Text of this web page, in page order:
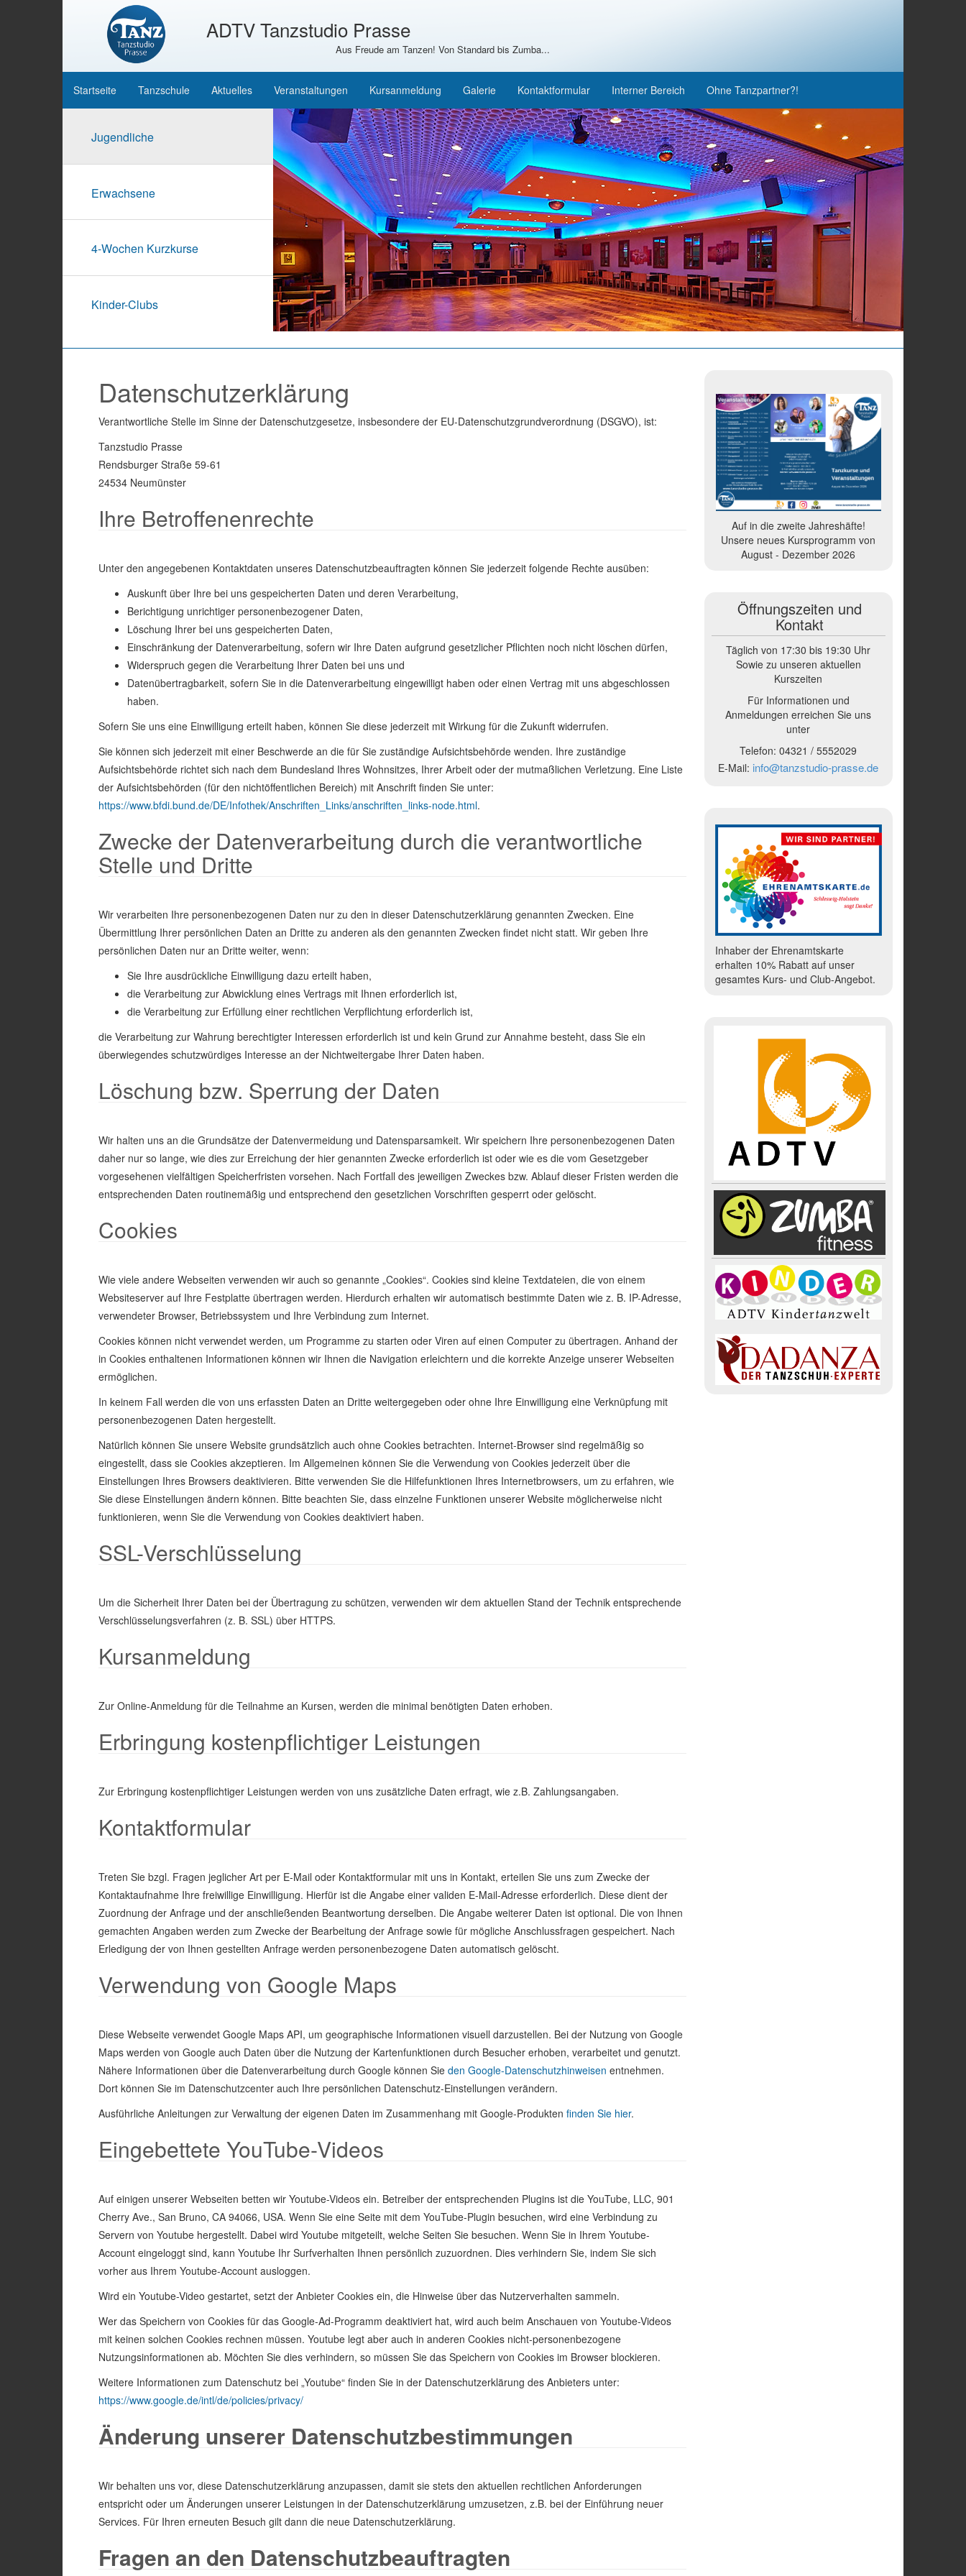
ADTV Tanzstudio Prasse
Aus Freude am Tanzen! Von Standard bis Zumba...
Startseite Tanzschule Aktuelles Veranstaltungen Kursanmeldung Galerie Kontaktformular Interner Bereich Ohne Tanzpartner?!
Jugendliche
Erwachsene
4-Wochen Kurzkurse
Kinder-Clubs
Datenschutzerklärung
Verantwortliche Stelle im Sinne der Datenschutzgesetze, insbesondere der EU-Datenschutzgrundverordnung (DSGVO), ist:
Tanzstudio Prasse
Rendsburger Straße 59-61
24534 Neumünster
Ihre Betroffenenrechte
Unter den angegebenen Kontaktdaten unseres Datenschutzbeauftragten können Sie jederzeit folgende Rechte ausüben:
Auskunft über Ihre bei uns gespeicherten Daten und deren Verarbeitung,
Berichtigung unrichtiger personenbezogener Daten,
Löschung Ihrer bei uns gespeicherten Daten,
Einschränkung der Datenverarbeitung, sofern wir Ihre Daten aufgrund gesetzlicher Pflichten noch nicht löschen dürfen,
Widerspruch gegen die Verarbeitung Ihrer Daten bei uns und
Datenübertragbarkeit, sofern Sie in die Datenverarbeitung eingewilligt haben oder einen Vertrag mit uns abgeschlossen
haben.
Sofern Sie uns eine Einwilligung erteilt haben, können Sie diese jederzeit mit Wirkung für die Zukunft widerrufen.
Sie können sich jederzeit mit einer Beschwerde an die für Sie zuständige Aufsichtsbehörde wenden. Ihre zuständige
Aufsichtsbehörde richtet sich nach dem Bundesland Ihres Wohnsitzes, Ihrer Arbeit oder der mutmaßlichen Verletzung. Eine Liste
der Aufsichtsbehörden (für den nichtöffentlichen Bereich) mit Anschrift finden Sie unter:
https://www.bfdi.bund.de/DE/Infothek/Anschriften_Links/anschriften_links-node.html.
Zwecke der Datenverarbeitung durch die verantwortliche
Stelle und Dritte
Wir verarbeiten Ihre personenbezogenen Daten nur zu den in dieser Datenschutzerklärung genannten Zwecken. Eine
Übermittlung Ihrer persönlichen Daten an Dritte zu anderen als den genannten Zwecken findet nicht statt. Wir geben Ihre
persönlichen Daten nur an Dritte weiter, wenn:
Sie Ihre ausdrückliche Einwilligung dazu erteilt haben,
die Verarbeitung zur Abwicklung eines Vertrags mit Ihnen erforderlich ist,
die Verarbeitung zur Erfüllung einer rechtlichen Verpflichtung erforderlich ist,
die Verarbeitung zur Wahrung berechtigter Interessen erforderlich ist und kein Grund zur Annahme besteht, dass Sie ein
überwiegendes schutzwürdiges Interesse an der Nichtweitergabe Ihrer Daten haben.
Löschung bzw. Sperrung der Daten
Wir halten uns an die Grundsätze der Datenvermeidung und Datensparsamkeit. Wir speichern Ihre personenbezogenen Daten
daher nur so lange, wie dies zur Erreichung der hier genannten Zwecke erforderlich ist oder wie es die vom Gesetzgeber
vorgesehenen vielfältigen Speicherfristen vorsehen. Nach Fortfall des jeweiligen Zweckes bzw. Ablauf dieser Fristen werden die
entsprechenden Daten routinemäßig und entsprechend den gesetzlichen Vorschriften gesperrt oder gelöscht.
Cookies
Wie viele andere Webseiten verwenden wir auch so genannte „Cookies“. Cookies sind kleine Textdateien, die von einem
Websiteserver auf Ihre Festplatte übertragen werden. Hierdurch erhalten wir automatisch bestimmte Daten wie z. B. IP-Adresse,
verwendeter Browser, Betriebssystem und Ihre Verbindung zum Internet.
Cookies können nicht verwendet werden, um Programme zu starten oder Viren auf einen Computer zu übertragen. Anhand der
in Cookies enthaltenen Informationen können wir Ihnen die Navigation erleichtern und die korrekte Anzeige unserer Webseiten
ermöglichen.
In keinem Fall werden die von uns erfassten Daten an Dritte weitergegeben oder ohne Ihre Einwilligung eine Verknüpfung mit
personenbezogenen Daten hergestellt.
Natürlich können Sie unsere Website grundsätzlich auch ohne Cookies betrachten. Internet-Browser sind regelmäßig so
eingestellt, dass sie Cookies akzeptieren. Im Allgemeinen können Sie die Verwendung von Cookies jederzeit über die
Einstellungen Ihres Browsers deaktivieren. Bitte verwenden Sie die Hilfefunktionen Ihres Internetbrowsers, um zu erfahren, wie
Sie diese Einstellungen ändern können. Bitte beachten Sie, dass einzelne Funktionen unserer Website möglicherweise nicht
funktionieren, wenn Sie die Verwendung von Cookies deaktiviert haben.
SSL-Verschlüsselung
Um die Sicherheit Ihrer Daten bei der Übertragung zu schützen, verwenden wir dem aktuellen Stand der Technik entsprechende
Verschlüsselungsverfahren (z. B. SSL) über HTTPS.
Kursanmeldung
Zur Online-Anmeldung für die Teilnahme an Kursen, werden die minimal benötigten Daten erhoben.
Erbringung kostenpflichtiger Leistungen
Zur Erbringung kostenpflichtiger Leistungen werden von uns zusätzliche Daten erfragt, wie z.B. Zahlungsangaben.
Kontaktformular
Treten Sie bzgl. Fragen jeglicher Art per E-Mail oder Kontaktformular mit uns in Kontakt, erteilen Sie uns zum Zwecke der
Kontaktaufnahme Ihre freiwillige Einwilligung. Hierfür ist die Angabe einer validen E-Mail-Adresse erforderlich. Diese dient der
Zuordnung der Anfrage und der anschließenden Beantwortung derselben. Die Angabe weiterer Daten ist optional. Die von Ihnen
gemachten Angaben werden zum Zwecke der Bearbeitung der Anfrage sowie für mögliche Anschlussfragen gespeichert. Nach
Erledigung der von Ihnen gestellten Anfrage werden personenbezogene Daten automatisch gelöscht.
Verwendung von Google Maps
Diese Webseite verwendet Google Maps API, um geographische Informationen visuell darzustellen. Bei der Nutzung von Google
Maps werden von Google auch Daten über die Nutzung der Kartenfunktionen durch Besucher erhoben, verarbeitet und genutzt.
Nähere Informationen über die Datenverarbeitung durch Google können Sie den Google-Datenschutzhinweisen entnehmen.
Dort können Sie im Datenschutzcenter auch Ihre persönlichen Datenschutz-Einstellungen verändern.
Ausführliche Anleitungen zur Verwaltung der eigenen Daten im Zusammenhang mit Google-Produkten finden Sie hier.
Eingebettete YouTube-Videos
Auf einigen unserer Webseiten betten wir Youtube-Videos ein. Betreiber der entsprechenden Plugins ist die YouTube, LLC, 901
Cherry Ave., San Bruno, CA 94066, USA. Wenn Sie eine Seite mit dem YouTube-Plugin besuchen, wird eine Verbindung zu
Servern von Youtube hergestellt. Dabei wird Youtube mitgeteilt, welche Seiten Sie besuchen. Wenn Sie in Ihrem Youtube-
Account eingeloggt sind, kann Youtube Ihr Surfverhalten Ihnen persönlich zuzuordnen. Dies verhindern Sie, indem Sie sich
vorher aus Ihrem Youtube-Account ausloggen.
Wird ein Youtube-Video gestartet, setzt der Anbieter Cookies ein, die Hinweise über das Nutzerverhalten sammeln.
Wer das Speichern von Cookies für das Google-Ad-Programm deaktiviert hat, wird auch beim Anschauen von Youtube-Videos
mit keinen solchen Cookies rechnen müssen. Youtube legt aber auch in anderen Cookies nicht-personenbezogene
Nutzungsinformationen ab. Möchten Sie dies verhindern, so müssen Sie das Speichern von Cookies im Browser blockieren.
Weitere Informationen zum Datenschutz bei „Youtube“ finden Sie in der Datenschutzerklärung des Anbieters unter:
https://www.google.de/intl/de/policies/privacy/
Änderung unserer Datenschutzbestimmungen
Wir behalten uns vor, diese Datenschutzerklärung anzupassen, damit sie stets den aktuellen rechtlichen Anforderungen
entspricht oder um Änderungen unserer Leistungen in der Datenschutzerklärung umzusetzen, z.B. bei der Einführung neuer
Services. Für Ihren erneuten Besuch gilt dann die neue Datenschutzerklärung.
Fragen an den Datenschutzbeauftragten
Auf in die zweite Jahreshäfte!
Unsere neues Kursprogramm von
August - Dezember 2026
Öffnungszeiten und
Kontakt
Täglich von 17:30 bis 19:30 Uhr
Sowie zu unseren aktuellen
Kurszeiten
Für Informationen und
Anmeldungen erreichen Sie uns
unter
Telefon:04321 /5552029
E-Mail: info@tanzstudio-prasse.de
Inhaber der Ehrenamtskarte
erhalten 10% Rabatt auf unser
gesamtes Kurs- und Club-Angebot.